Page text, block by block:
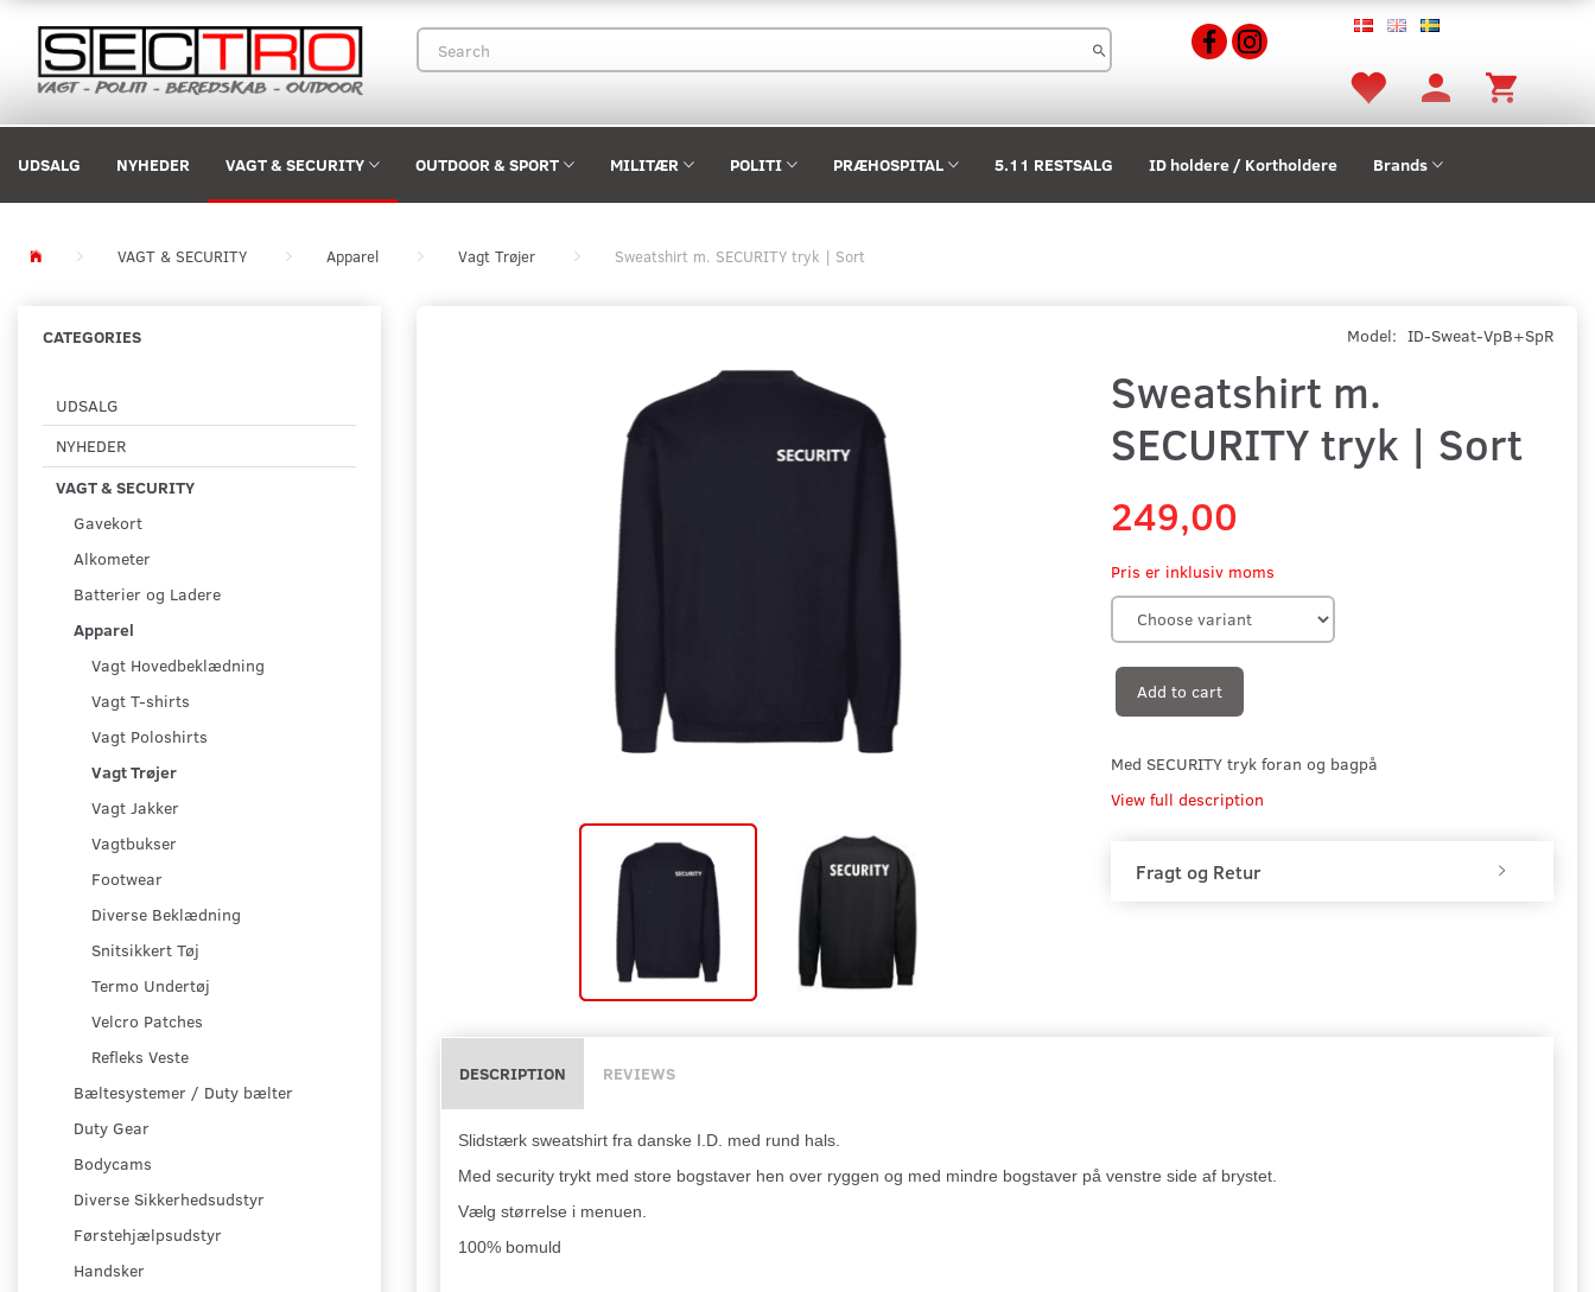
UDSALG NYHEDER VAGT & SECURITY OUTDOOR & SPORT MILITÆR POLITI PRÆHOSPITAL 5.11 RESTSALG ID holdere / Kortholdere Brands
VAGT & SECURITY Apparel Vagt Trøjer Sweatshirt m. SECURITY tryk | Sort
CATEGORIES
UDSALG
NYHEDER
VAGT & SECURITY
Gavekort
Alkometer
Batterier og Ladere
Apparel
Vagt Hovedbeklædning
Vagt T-shirts
Vagt Poloshirts
Vagt Trøjer
Vagt Jakker
Vagtbukser
Footwear
Diverse Beklædning
Snitsikkert Tøj
Termo Undertøj
Velcro Patches
Refleks Veste
Bæltesystemer / Duty bælter
Duty Gear
Bodycams
Diverse Sikkerhedsudstyr
Førstehjælpsudstyr
Handsker
Model: ID-Sweat-VpB+SpR
Sweatshirt m.
SECURITY tryk | Sort
249,00
Pris er inklusiv moms
Add to cart
Med SECURITY tryk foran og bagpå
View full description
Fragt og Retur
DESCRIPTION REVIEWS
Slidstærk sweatshirt fra danske I.D. med rund hals.
Med security trykt med store bogstaver hen over ryggen og med mindre bogstaver på venstre side af brystet.
Vælg størrelse i menuen.
100% bomuld